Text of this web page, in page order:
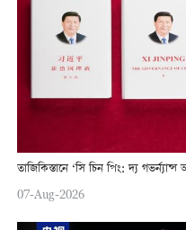
তাজিকিস্তানে ‘সি চিন পিং: দ্য
07-Aug-2026